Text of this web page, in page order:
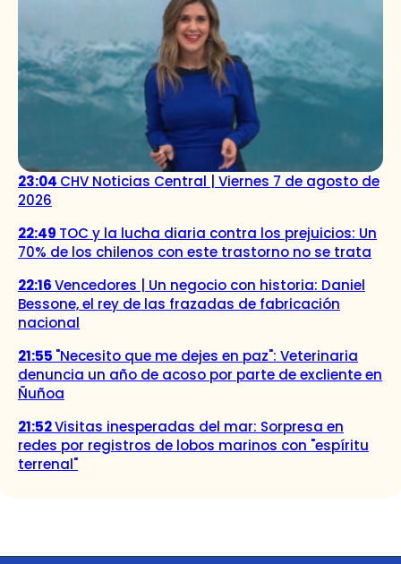
23:04 CHV Noticias Central | Viernes 7 de agosto de
2026
22:49 TOC y la lucha diaria contra los prejuicios: Un
70% de los chilenos con este trastorno no se trata
22:16Vencedores | Un negocio con historia: Daniel
Bessone, el rey de las frazadas de fabricación
nacional
21:55 "Necesito que me dejes en paz": Veterinaria
denuncia un año de acoso por parte de excliente en
Ñuñoa
21:52Visitas inesperadas del mar: Sorpresa en
redes por registros de lobos marinos con "espíritu
terrenal"